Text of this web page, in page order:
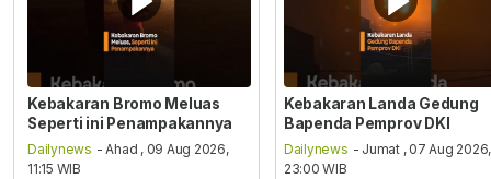
Kebakaran Bromo Meluas
Seperti ini Penampakannya
Dailynews - Ahad , 09 Aug 2026,
11:15 WIB
Kebakaran Landa Gedung
Bapenda Pemprov DKI
Dailynews - Jumat , 07 Aug 2026,
23:00 WIB